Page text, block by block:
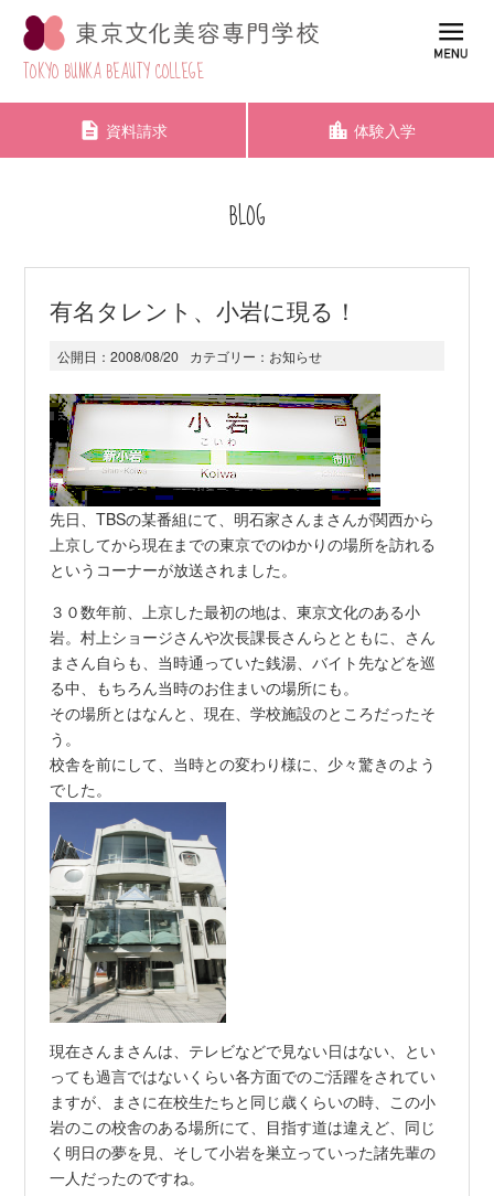
TOKYO BUNKA BEAUTY COLLEGE
資料請求 体験入学
BLOG
有名タレント、小岩に現る！
公開日： 2008/08/20 カテゴリー： お知らせ
先日、TBSの某番組にて、明石家さんまさんが関西から
上京してから現在までの東京でのゆかりの場所を訪れる
というコーナーが放送されました。
３０数年前、上京した最初の地は、東京文化のある小
岩。村上ショージさんや次長課長さんらとともに、さん
まさん自らも、当時通っていた銭湯、バイト先などを巡
る中、もちろん当時のお住まいの場所にも。
その場所とはなんと、現在、学校施設のところだったそ
う。
校舎を前にして、当時との変わり様に、少々驚きのよう
でした。
現在さんまさんは、テレビなどで見ない日はない、とい
っても過言ではないくらい各方面でのご活躍をされてい
ますが、まさに在校生たちと同じ歳くらいの時、この小
岩のこの校舎のある場所にて、目指す道は違えど、同じ
く明日の夢を見、そして小岩を巣立っていった諸先輩の
一人だったのですね。